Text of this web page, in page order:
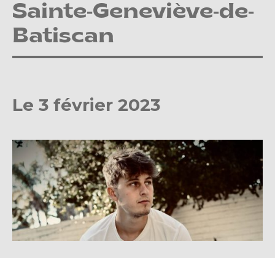
Sainte-Geneviève-de-
Batiscan
Le 3 février 2023